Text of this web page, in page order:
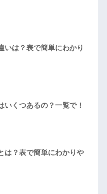
いは？表で簡単にわかり
いくつあるの？一覧で！
は？表で簡単にわかりや